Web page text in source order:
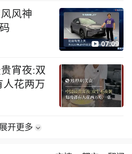
风神
07:09
宵夜:双
人花两万
展开更多